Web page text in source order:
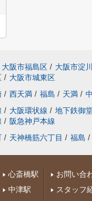
大阪市福島区 / 大阪市淀
/ 大阪市城東区
/ 西天満 / 福島 / 天満 /
/ 大阪環状線 / 地下鉄御
/ 阪急神戸本線
/ 天神橋筋六丁目 / 福島 /
心斎橋駅
中津駅
お問い合
スタッフ